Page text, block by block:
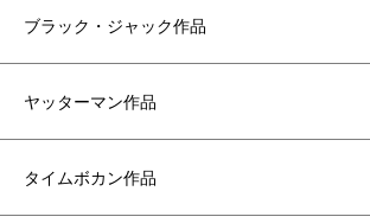
ブラック・ジャック作品
ヤッターマン作品
タイムボカン作品